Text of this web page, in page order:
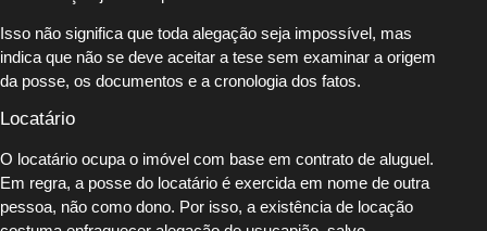
Isso não significa que toda alegação seja impossível, mas
indica que não se deve aceitar a tese sem examinar a origem
da posse, os documentos e a cronologia dos fatos.
Locatário
O locatário ocupa o imóvel com base em contrato de aluguel.
Em regra, a posse do locatário é exercida em nome de outra
pessoa, não como dono. Por isso, a existência de locação